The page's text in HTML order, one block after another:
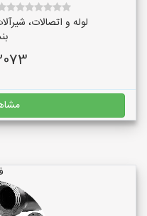
لوله و اتصالات،